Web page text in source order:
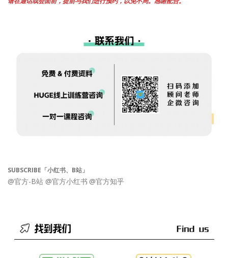
SUBSCRIBE「小红书、B站」
@官方-B站 @官方小红书 @官方知乎